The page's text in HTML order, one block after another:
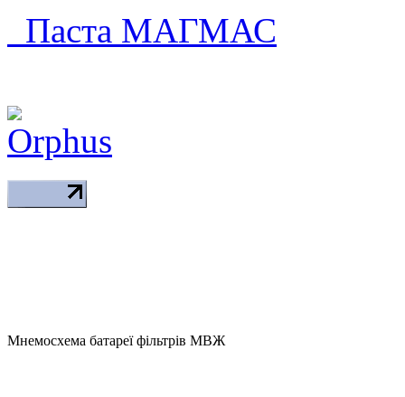
Паста МАГМАС
Мнемосхема батареї фільтрів МВЖ